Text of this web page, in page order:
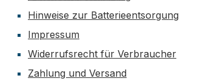
Hinweise zur Batterieentsorgung
Impressum
Widerrufsrecht für Verbraucher
Zahlung und Versand